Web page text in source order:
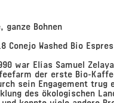
ganze Bohnen
Conejo Washed Bio
war Elías Samuel
der erste Bio-
sein Engagement trug
des ökologischen